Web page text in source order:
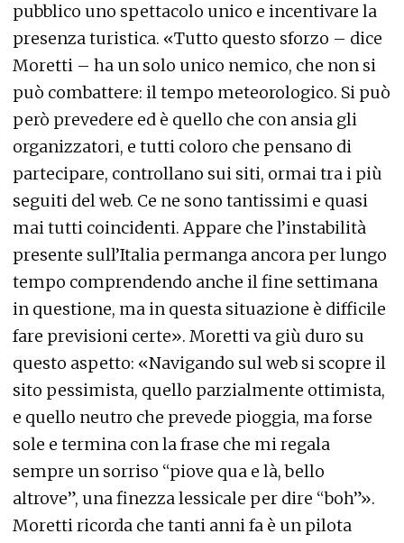
pubblico uno spettacolo unico e incentivare la
presenza turistica. «Tutto questo sforzo – dice
Moretti – ha un solo unico nemico, che non si
può combattere: il tempo meteorologico. Si può
però prevedere ed è quello che con ansia gli
organizzatori, e tutti coloro che pensano di
partecipare, controllano sui siti, ormai tra i più
seguiti del web. Ce ne sono tantissimi e quasi
mai tutti coincidenti. Appare che l’instabilità
presente sull’Italia permanga ancora per lungo
tempo comprendendo anche il fine settimana
in questione, ma in questa situazione è difficile
fare previsioni certe». Moretti va giù duro su
questo aspetto: «Navigando sul web si scopre il
sito pessimista, quello parzialmente ottimista,
e quello neutro che prevede pioggia, ma forse
sole e termina con la frase che mi regala
sempre un sorriso “piove qua e là, bello
altrove”, una finezza lessicale per dire “boh”».
Moretti ricorda che tanti anni fa è un pilota